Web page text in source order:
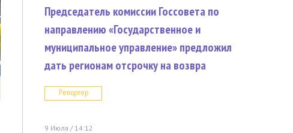
Председатель комиссии Госсовета по
направлению «Государственное и
муниципальное управление» предложил
дать регионам отсрочку на возвра
Репортер
9 Июля / 14:12